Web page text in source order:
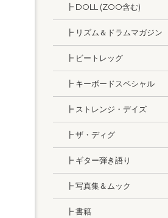
┣ DOLL (ZOO含む)
┣ リズム＆ドラムマガジン
┣ ビートレッグ
┣ キーボードスペシャル
┣ ストレンジ・デイズ
┣ ザ・ディグ
┣ ギター弾き語り
┣ 写真集＆ムック
┣ 書籍